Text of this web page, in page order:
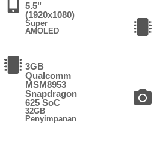
5.5"
(1920x1080)
Super
AMOLED
3GB
Qualcomm
MSM8953
Snapdragon
625 SoC
32GB
Penyimpanan